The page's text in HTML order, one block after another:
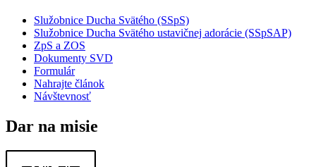
Služobnice Ducha Svätého (SSpS)
Služobnice Ducha Svätého ustavičnej adorácie (SSpSAP)
ZpS a ZOS
Dokumenty SVD
Formulár
Nahrajte článok
Návštevnosť
Dar na misie